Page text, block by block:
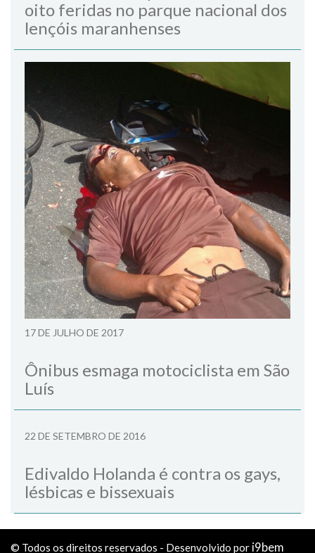
oito feridas no parque nacional dos
lençóis maranhenses
17 DE JULHO DE 2017
Ônibus esmaga motociclista em São
Luís
22 DE SETEMBRO DE 2016
Edivaldo Holanda é contra os gays,
lésbicas e bissexuais
© Todos os direitos reservados - Desenvolvido por i9bem